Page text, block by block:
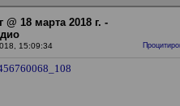
@ 18 марта 2018 г. -
15:09:34